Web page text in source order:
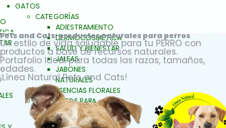
GATOS
CATEGORÍAS
ADIESTRAMIENTO
DERMOCOSMÉTICA
SALUD Y BIENESTAR
JALEAS
JABONES
NATURALES
ESENCIAS FLORALES
PRODUCTOS PARA
ALERGIAS
ARTICULACIONES Y
Pets and Cats: productos naturales para perros
Un estilo de vida saludable para tu PERRO con
productos a base de recursos naturales.
Portafolio ideal para todas las razas, tamaños,
edades.
¡Línea Natural Pets and Cats!